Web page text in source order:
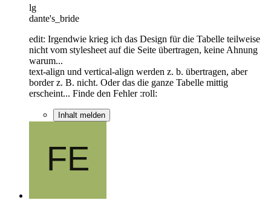
lg
dante's_bride
edit: Irgendwie krieg ich das Design für die Tabelle teilweise
nicht vom stylesheet auf die Seite übertragen, keine Ahnung
warum...
text-align und vertical-align werden z. b. übertragen, aber
border z. B. nicht. Oder das die ganze Tabelle mittig
erscheint... Finde den Fehler :roll:
Inhalt melden